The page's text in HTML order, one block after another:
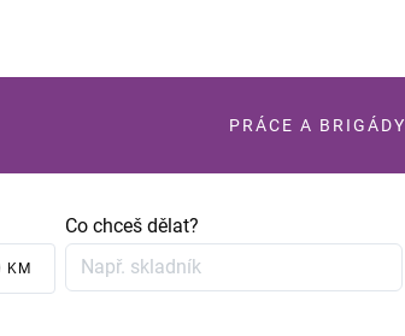
PRÁCE A BRIGÁDY
KM
Co chceš dělat?